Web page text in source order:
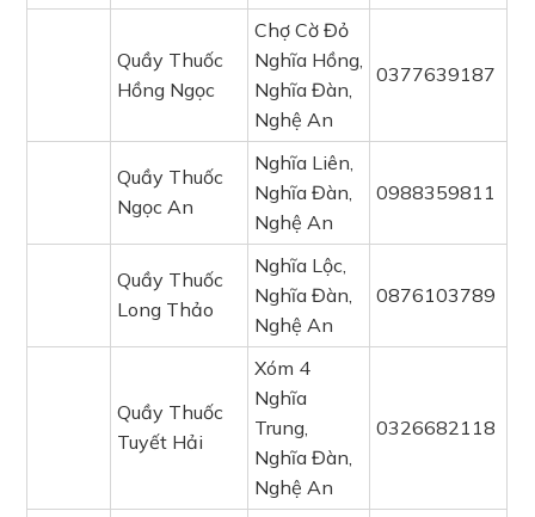
Quầy Thuốc
Hồng Ngọc
Chợ Cờ Đỏ
Nghĩa Hồng,
Nghĩa Đàn,
Nghệ An
0377639187
Quầy Thuốc
Ngọc An
Nghĩa Liên,
Nghĩa Đàn,
Nghệ An
0988359811
Quầy Thuốc
Long Thảo
Nghĩa Lộc,
Nghĩa Đàn,
Nghệ An
0876103789
Quầy Thuốc
Tuyết Hải
Xóm 4
Nghĩa
Trung,
Nghĩa Đàn,
Nghệ An
0326682118